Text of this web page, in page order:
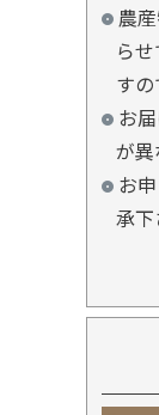
農
ら
すの
お
が異
お
承下